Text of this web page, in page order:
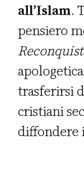
all’Islam.
pensiero
trasferirsi
cristiani
diffondere